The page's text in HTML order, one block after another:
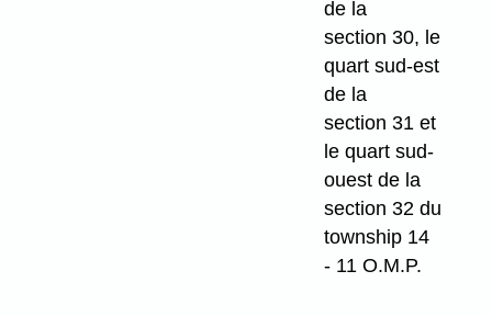
de la
section 30, le
quart sud-est
de la
section 31 et
le quart sud-
ouest de la
section 32 du
township 14
- 11 O.M.P.